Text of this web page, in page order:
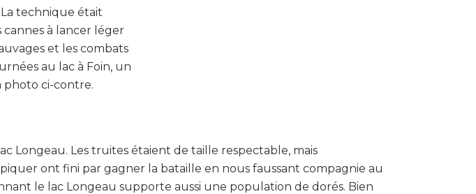
technique était
cannes à lancer léger
et les combats
au lac à Foin, un
photo ci-contre.
Longeau. Les truites étaient de taille respectable, mais
ont fini par gagner la bataille en nous faussant compagnie au
le lac Longeau supporte aussi une population de dorés. Bien